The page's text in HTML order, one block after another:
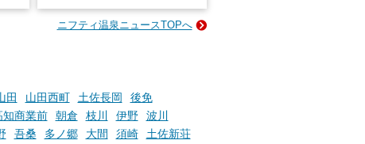
し
ろ
GIFT500円分をプレゼントい
ニフティ温泉ニュースTOPへ
田 山田西町 土佐長岡
後免
知商業前 朝倉 枝川 伊野
波川
吾桑 多ノ郷 大間 須崎
土佐新荘